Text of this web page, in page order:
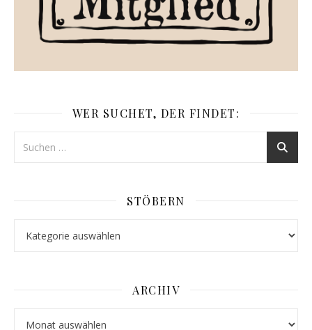
WER SUCHET, DER FINDET:
STÖBERN
ARCHIV